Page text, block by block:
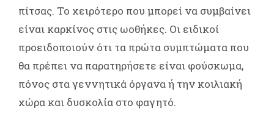
πίτσας. Το χειρότερο που μπορεί να συμβαίνει
είναι καρκίνος στις ωοθήκες. Οι ειδικοί
προειδοποιούν ότι τα πρώτα συμπτώματα που
θα πρέπει να παρατηρήσετε είναι φούσκωμα,
πόνος στα γεννητικά όργανα ή την κοιλιακή
χώρα και δυσκολία στο φαγητό.